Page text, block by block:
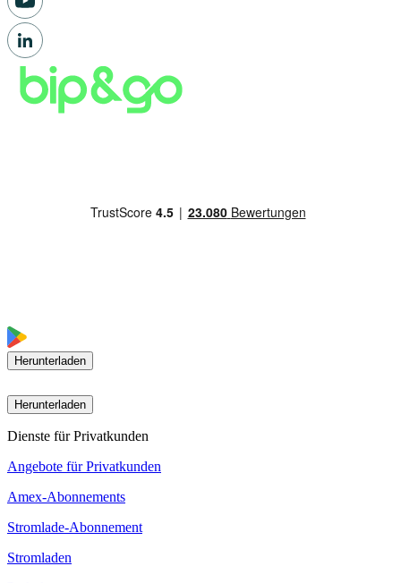
Herunterladen
Herunterladen
Dienste für Privatkunden
Angebote für Privatkunden
Amex-Abonnements
Stromlade-Abonnement
Stromladen